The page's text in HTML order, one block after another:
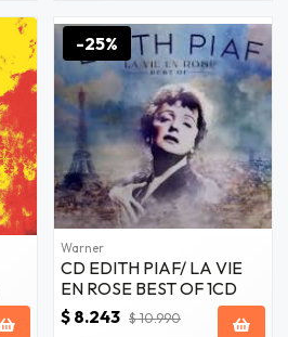
-25%
Warner
CD EDITH PIAF/ LA VIE
EN ROSE BEST OF 1CD
$ 8.243 $ 10.990